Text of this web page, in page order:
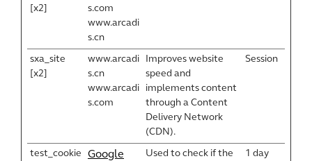
[x2]
s.com
www.arcadi
s.cn
sxa_site
[x2]
www.arcadi
s.cn
www.arcadi
s.com
Improves website
speed and
implements content
through a Content
Delivery Network
(CDN).
Session
test_cookie Google
Used to check if the
1 day